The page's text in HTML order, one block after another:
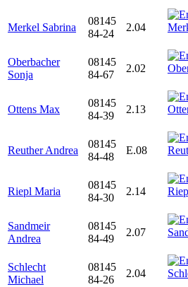
Merkel Sabrina
08145
84-24
2.04
Oberbacher
Sonja
08145
84-67
2.02
Ottens Max
08145
84-39
2.13
Reuther Andrea
08145
84-48
E.08
Riepl Maria
08145
84-30
2.14
Sandmeir
Andrea
08145
84-49
2.07
Schlecht
Michael
08145
84-26
2.04